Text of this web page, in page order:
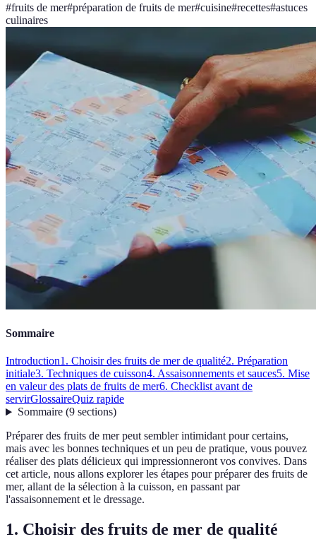
#fruits de mer#préparation de fruits de mer#cuisine#recettes#astuces
culinaires
Sommaire
Introduction1. Choisir des fruits de mer de qualité2. Préparation
initiale3. Techniques de cuisson4. Assaisonnements et sauces5. Mise
en valeur des plats de fruits de mer6. Checklist avant de
servirGlossaireQuiz rapide
Sommaire(9 sections)
Préparer des fruits de mer peut sembler intimidant pour certains,
mais avec les bonnes techniques et un peu de pratique, vous pouvez
réaliser des plats délicieux qui impressionneront vos convives. Dans
cet article, nous allons explorer les étapes pour préparer des fruits de
mer, allant de la sélection à la cuisson, en passant par
l'assaisonnement et le dressage.
1. Choisir des fruits de mer de qualité